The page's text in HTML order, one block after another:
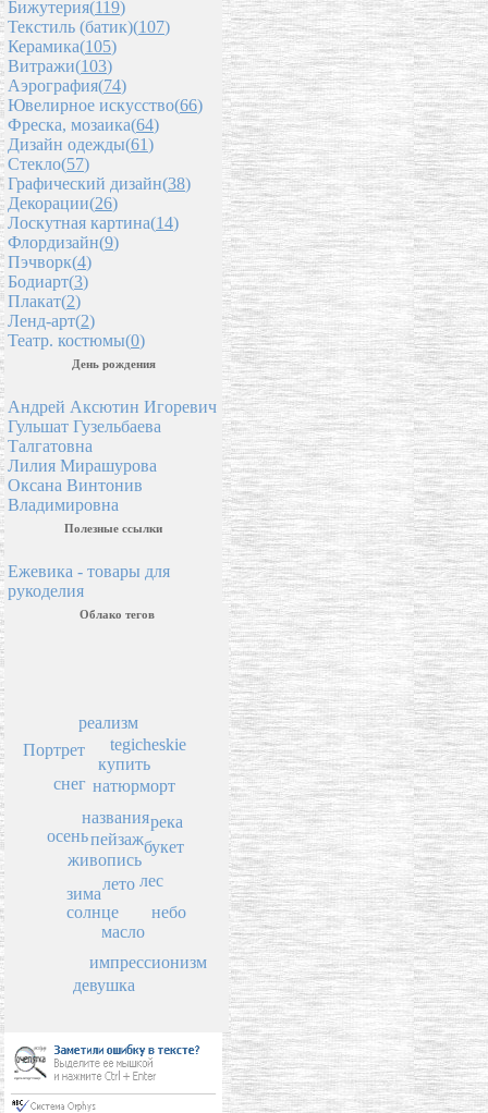
Бижутерия(119)
Текстиль (батик)(107)
Керамика(105)
Витражи(103)
Аэрография(74)
Ювелирное искусство(66)
Фреска, мозаика(64)
Дизайн одежды(61)
Стекло(57)
Графический дизайн(38)
Декорации(26)
Лоскутная картина(14)
Флордизайн(9)
Пэчворк(4)
Бодиарт(3)
Плакат(2)
Ленд-арт(2)
Театр. костюмы(0)
День рождения
Андрей Аксютин Игоревич
Гульшат Гузельбаева
Талгатовна
Лилия Мирашурова
Оксана Винтонив
Владимировна
Полезные ссылки
Ежевика - товары для
рукоделия
Облако тегов
пейзаж
названия
живопись
лето
натюрморт
купить
солнце
лес
зима
осень
букет
масло
река
снег
tegicheskie
реализм
небо
импрессионизм
Портрет
девушка